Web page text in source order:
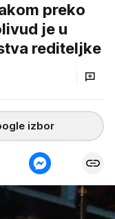
preko
je u
rediteljke
izbor